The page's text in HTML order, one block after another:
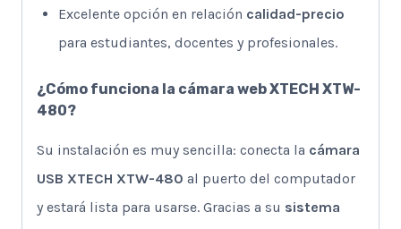
Excelente opción en relación calidad-precio
para estudiantes, docentes y profesionales.
¿Cómo funciona la cámara web XTECH XTW-
480?
Su instalación es muy sencilla: conecta la cámara
USB XTECH XTW-480 al puerto del computador
y estará lista para usarse. Gracias a su sistema